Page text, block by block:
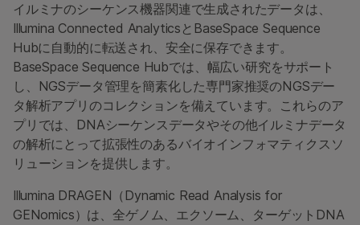
イルミナのシーケンス機器関連で生成されたデータは、
Illumina Connected AnalyticsとBaseSpace Sequence
Hubに自動的に転送され、安全に保存できます。
BaseSpace Sequence Hubでは、幅広い研究をサポート
し、NGSデータ管理を簡素化した専門家推奨のNGSデー
タ解析アプリのコレクションを備えています。これらのア
プリでは、DNAシーケンスデータやその他イルミナデータ
の解析にとって拡張性のあるバイオインフォマティクスソ
リューションを提供します。
Illumina DRAGEN（Dynamic Read Analysis for
GENomics）は、全ゲノム、エクソーム、ターゲットDNA